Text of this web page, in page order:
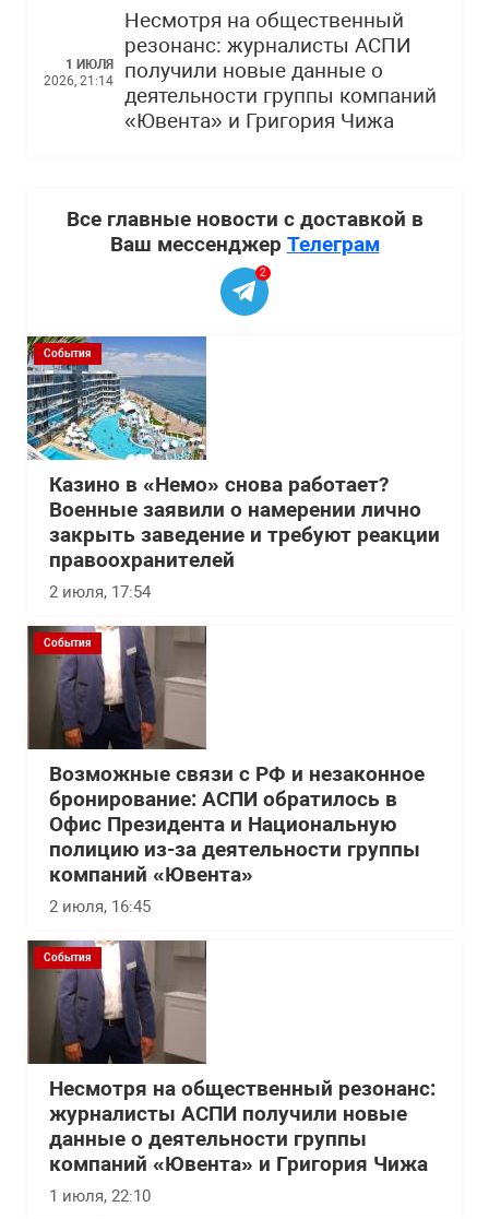
1 ИЮЛЯ
2026, 21:14
Несмотря на общественный
резонанс: журналисты АСПИ
получили новые данные о
деятельности группы компаний
«Ювента» и Григория Чижа
Все главные новости с доставкой в
Ваш мессенджер Телеграм
2
События
Казино в «Немо» снова работает?
Военные заявили о намерении лично
закрыть заведение и требуют реакции
правоохранителей
2 июля, 17:54
События
Возможные связи с РФ и незаконное
бронирование: АСПИ обратилось в
Офис Президента и Национальную
полицию из-за деятельности группы
компаний «Ювента»
2 июля, 16:45
События
Несмотря на общественный резонанс:
журналисты АСПИ получили новые
данные о деятельности группы
компаний «Ювента» и Григория Чижа
1 июля, 22:10